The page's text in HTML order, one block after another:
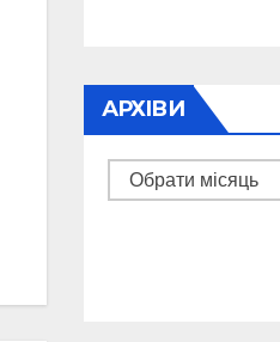
АРХІВИ
Архіви